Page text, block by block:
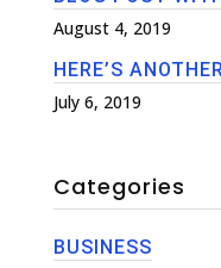
August 4, 2019
HERE’S
July 6, 2019
Categories
BUSINESS